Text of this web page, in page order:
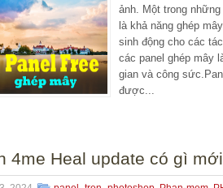
ảnh. Một trong
là khả năng ghép
sinh động cho các
các panel ghép mây
gian và công
được...
4me Heal update có gì mới